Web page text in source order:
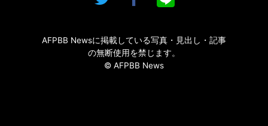
AFPBB Newsに掲載している写真・見出し・記事
の無断使用を禁じます。
© AFPBB News